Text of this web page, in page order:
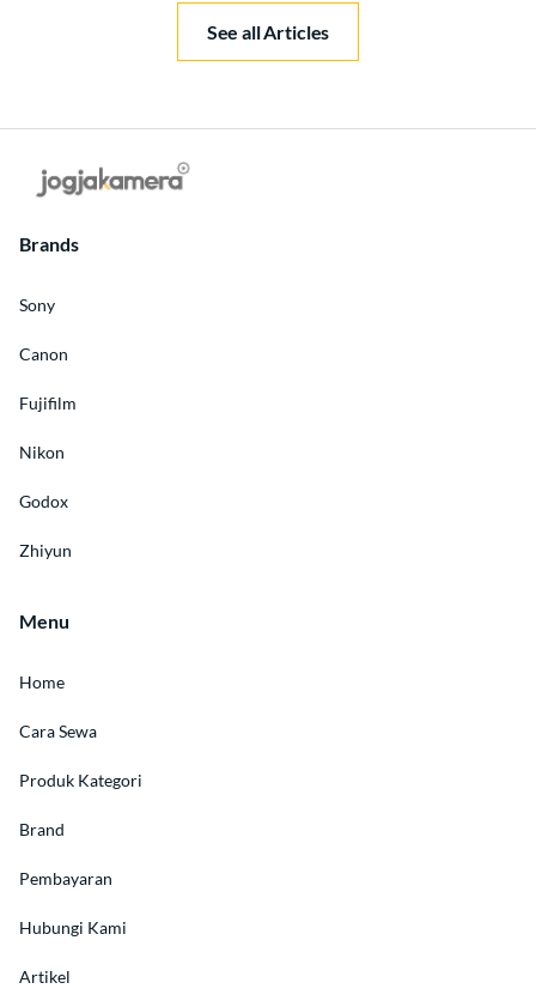
See all Articles
Brands
Sony
Canon
Fujifilm
Nikon
Godox
Zhiyun
Menu
Home
Cara Sewa
Produk Kategori
Brand
Pembayaran
Hubungi Kami
Artikel